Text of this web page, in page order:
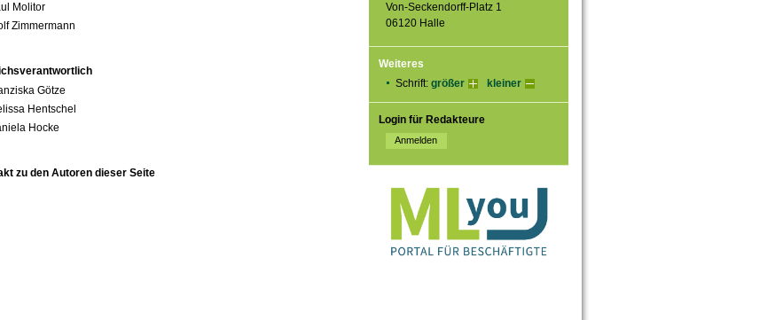
Von-Seckendorff-Platz 1
06120 Halle
Weiteres
Schrift: größer kleiner
Login für Redakteure
Molitor
Zimmermann
Götze
Hentschel
Hocke
zu den Autoren dieser Seite